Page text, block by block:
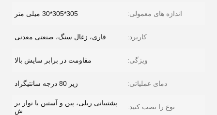
اندازه های معمولی: 305*305*30 میلی متر
کاربرد: قاری، زغال سنگ، صنعتی معدنی
ویژگی: مقاومت در برابر سایش بالا
دمای عملیاتی: زیر 80 درجه سانتیگراد
نوع را نصب کنید:
پشتیبانی ریلی، پین و آستین یا نوار بر
ش